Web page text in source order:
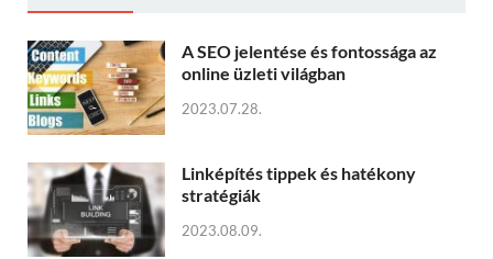
A SEO jelentése és fontossága az
online üzleti világban
2023.07.28.
Linképítés tippek és hatékony
stratégiák
2023.08.09.